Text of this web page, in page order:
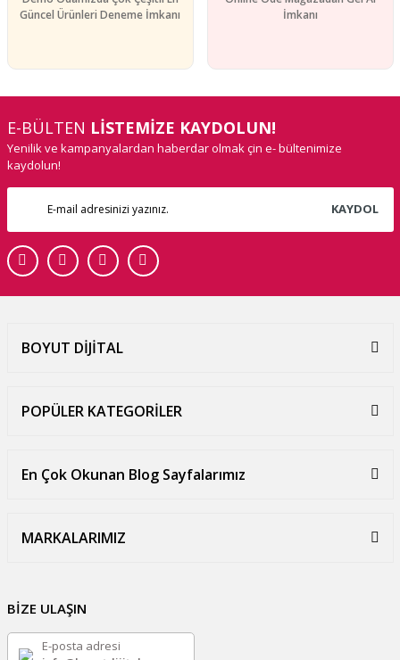
Güncel Ürünleri Deneme İmkanı
İmkanı
E-BÜLTEN LİSTEMİZE KAYDOLUN!
Yenilik ve kampanyalardan haberdar olmak çin e- bültenimize
kaydolun!
KAYDOL
BOYUT DİJİTAL
POPÜLER KATEGORİLER
En Çok Okunan Blog Sayfalarımız
MARKALARIMIZ
BİZE ULAŞIN
E-posta adresi